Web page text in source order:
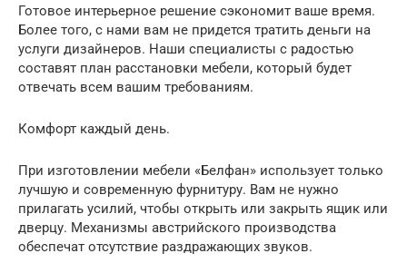
Готовое интерьерное решение сэкономит ваше время.
Более того, с нами вам не придется тратить деньги на
услуги дизайнеров. Наши специалисты с радостью
составят план расстановки мебели, который будет
отвечать всем вашим требованиям.
Комфорт каждый день.
При изготовлении мебели «Белфан» использует только
лучшую и современную фурнитуру. Вам не нужно
прилагать усилий, чтобы открыть или закрыть ящик или
дверцу. Механизмы австрийского производства
обеспечат отсутствие раздражающих звуков.